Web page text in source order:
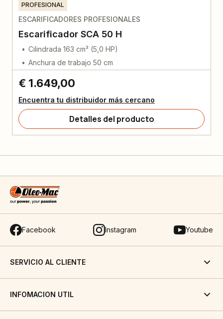
PROFESIONAL
ESCARIFICADORES PROFESIONALES
Escarificador SCA 50 H
Cilindrada 163 cm³ (5,0 HP)
Anchura de trabajo 50 cm
€ 1.649,00
Encuentra tu distribuidor más cercano
Detalles del producto
Facebook Instagram Youtube
SERVICIO AL CLIENTE
INFOMACION UTIL